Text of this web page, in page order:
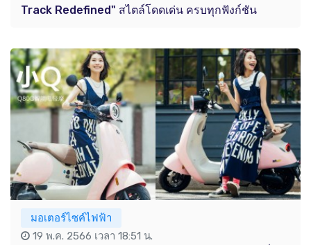
Track Redefined" สไตล์โดดเด่น ครบทุกฟังก์ชัน
มอเตอร์ไซค์ไฟฟ้า
19 พ.ค. 2566 เวลา 18:51 น.